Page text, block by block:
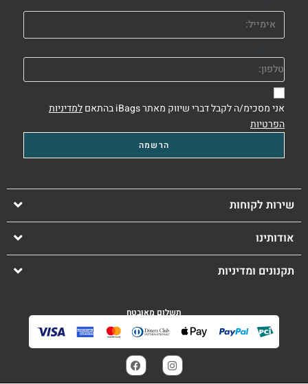
אני מסכימ/ה לקבל דברי שיווק מאתר iBags בהתאם
למדיניות
הפרטיות
שירות לקוחות
אודותינו
תקנונים ומדיניות
תשלום מאובטח